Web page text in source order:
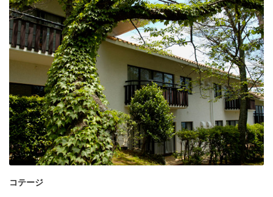
コテージ